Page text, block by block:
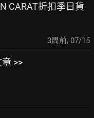
CARAT折扣季日貨
3周前, 07/15
>>